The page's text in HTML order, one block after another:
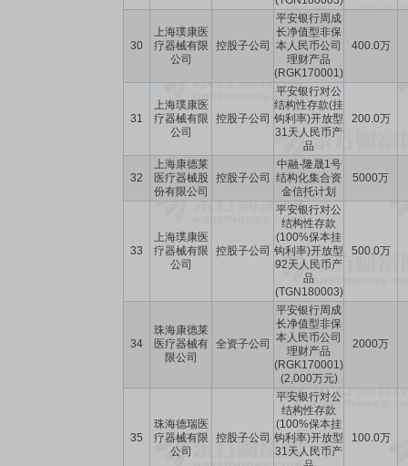
30
上海璞康医
疗器械有限
公司
控股子公司
平安银行周成
长净值型非保
本人民币公司
理财产品
(RGK170001)
400.0万
31
上海璞康医
疗器械有限
公司
控股子公司
平安银行对公
结构性存款(挂
钩利率)开放型
31天人民币产
品
200.0万
32
上海康德莱
医疗器械股
份有限公司
控股子公司
中融-隆晟1号
结构化集合资
金信托计划
5000万
33
上海璞康医
疗器械有限
公司
控股子公司
平安银行对公
结构性存款
(100%保本挂
钩利率)开放型
92天人民币产
品
(TGN180003)
500.0万
34
珠海康德莱
医疗器械有
限公司
全资子公司
平安银行周成
长净值型非保
本人民币公司
理财产品
(RGK170001)
(2,000万元)
2000万
35
珠海德瑞医
疗器械有限
公司
控股子公司
平安银行对公
结构性存款
(100%保本挂
钩利率)开放型
31天人民币产
100.0万